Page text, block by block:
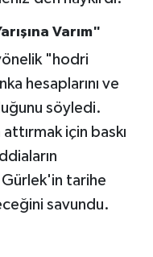
Varım"
"hodri
hesaplarını ve
söyledi.
için baskı
Gürlek'in tarihe
savundu.